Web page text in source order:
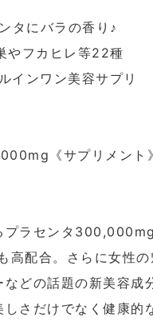
タにバラの香り♪
やフカヒレ等22種
インワン美容サプリ
《サプリメント
プラセンタ
配合。さらに女性の
などの話題の新美容
さだけでなく健康的